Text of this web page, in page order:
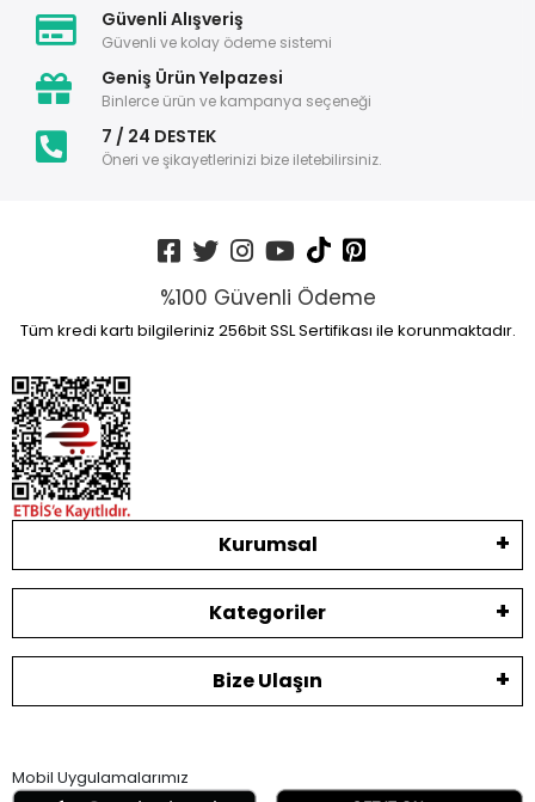
Güvenli Alışveriş
Güvenli ve kolay ödeme sistemi
Geniş Ürün Yelpazesi
Binlerce ürün ve kampanya seçeneği
7 / 24 DESTEK
Öneri ve şikayetlerinizi bize iletebilirsiniz.
%100 Güvenli Ödeme
Tüm kredi kartı bilgileriniz 256bit SSL Sertifikası ile korunmaktadır.
Kurumsal
Kategoriler
Bize Ulaşın
Mobil Uygulamalarımız